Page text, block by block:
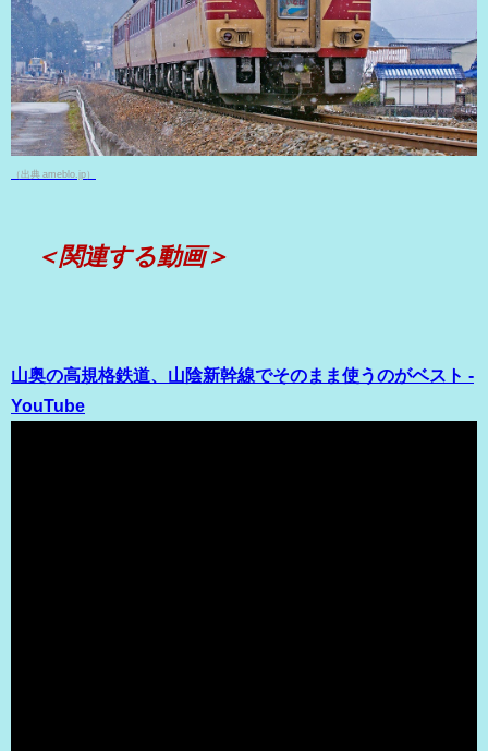
（出典 ameblo.jp）
＜関連する動画＞
山奥の高規格鉄道、山陰新幹線でそのまま使うのがベスト -
YouTube